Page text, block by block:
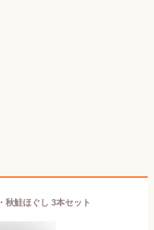
秋鮭ほぐし 3本セット